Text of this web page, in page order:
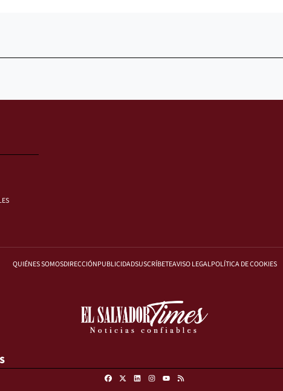
QUIÉNES SOMOSDIRECCIÓNPUBLICIDADSUSCRÍBETEAVISO LEGALPOLÍTICA DE COOKIES
FacebookLinkedinInstagram